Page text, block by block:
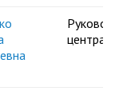
центра